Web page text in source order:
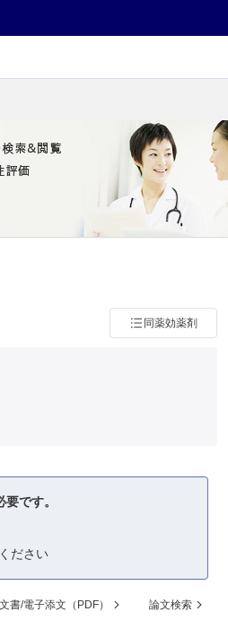
同薬効薬剤
です。
ださい
書/電子添文（PDF） 論文検索